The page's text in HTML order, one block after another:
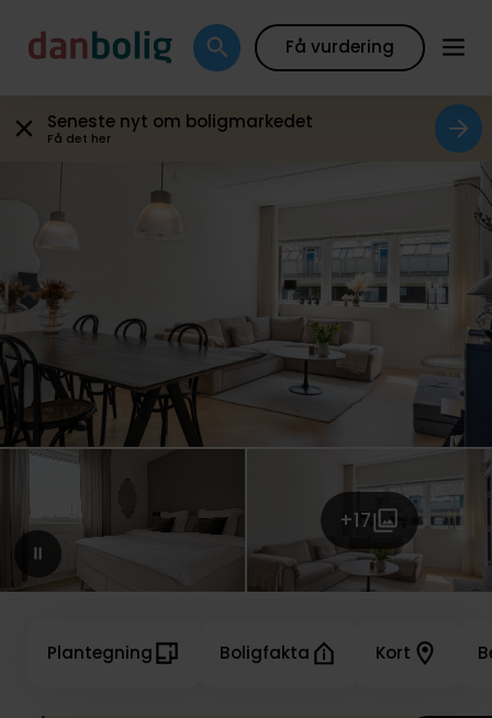
Få vurdering
Seneste nyt om boligmarkedet
Få det her
+17
Plantegning Boligfakta Kort
Galleri Plantegning Boligfakta Kort